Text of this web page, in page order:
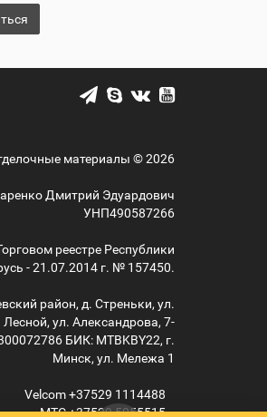
материалы © 2026
Дмитрий Эдуардович
УНП490587266
реестре Республики
- 21.07.2014 г. № 157450.
район, д. Стреньки, ул.
ул. Александрова, 7-
БИК: MTBKBY22, г.
Минск, ул. Мележа 1
Velcom+37529 1114488
MTС+375295055515